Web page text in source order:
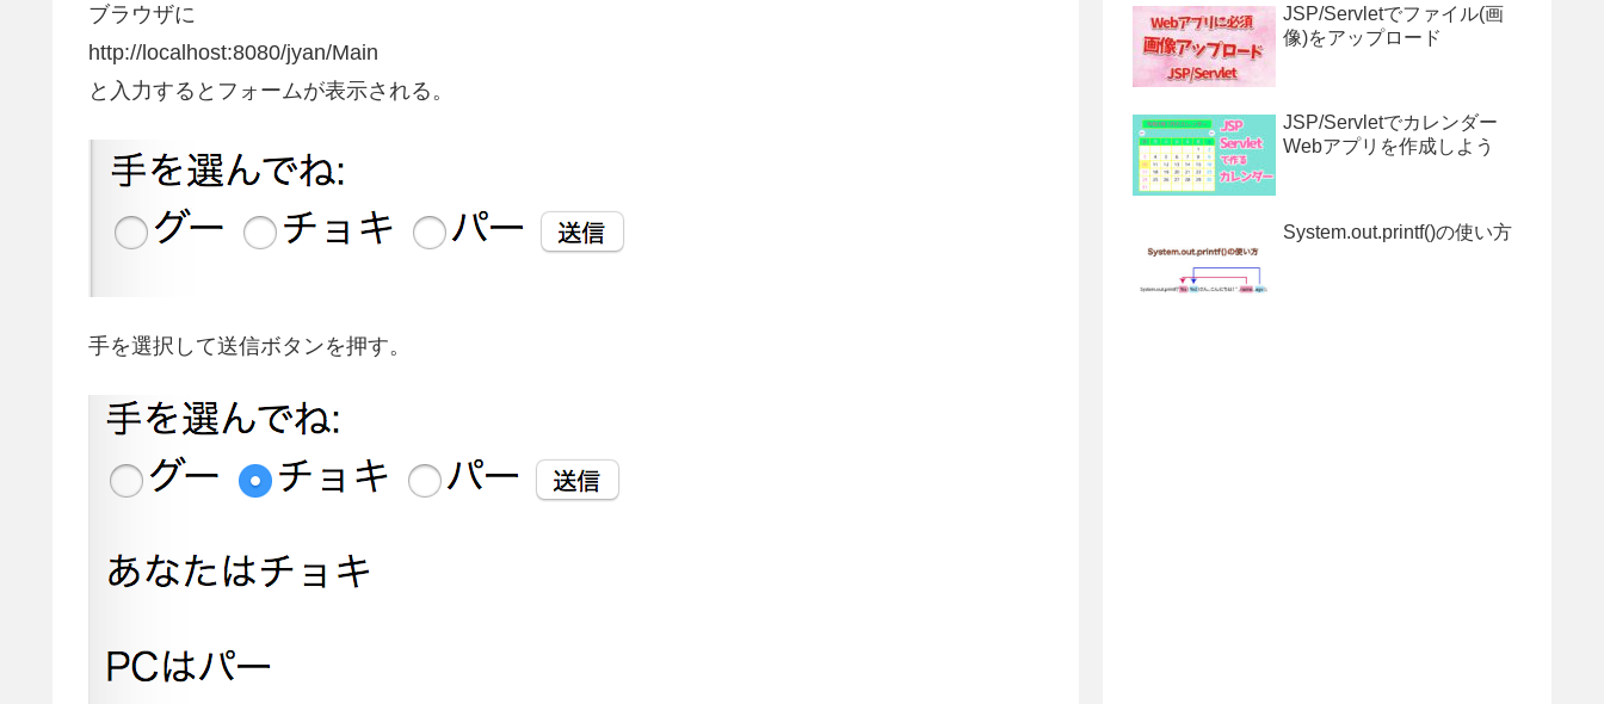
ブラウザに
http://localhost:8080/jyan/Main
と入力するとフォームが表示される。
手を選択して送信ボタンを押す。
JSP/Servletでファイル(画
像)をアップロード
JSP/Servletでカレンダー
Webアプリを作成しよう
System.out.printf()の使い方